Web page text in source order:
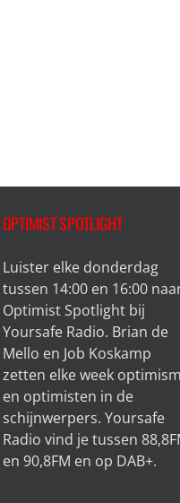
OPTIMIST SPOTLIGHT
Luister elke donderdag
tussen 14:00 en 16:00
Optimist Spotlight bij
Yoursafe Radio. Brian de
Mello en Job Koskamp
zetten elke week
en optimisten in de
schijnwerpers. Yoursafe
Radio vind je tussen
en 90,8FM en op DAB+.